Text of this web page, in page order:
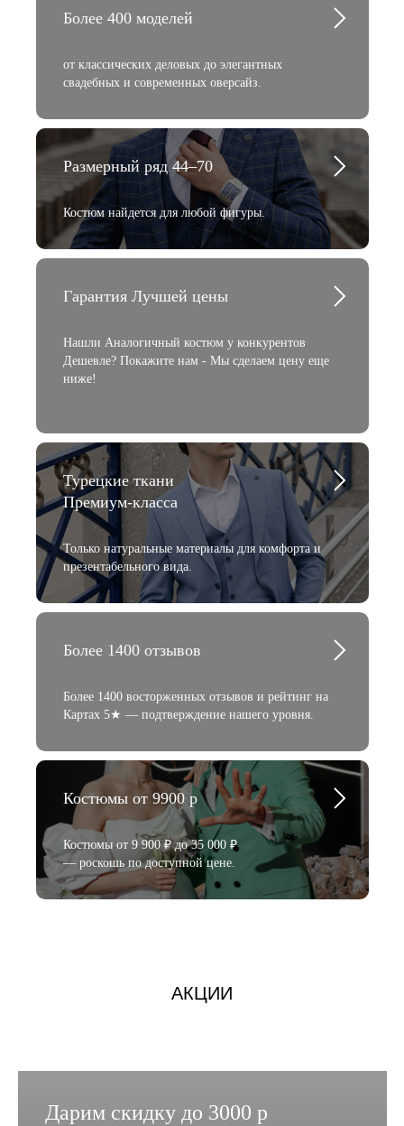
Более 400 моделей
от классических деловых до элегантных
свадебных и современных оверсайз.
Размерный ряд 44–70
Костюм найдется для любой фигуры.
Гарантия Лучшей цены
Нашли Аналогичный костюм у конкурентов
Дешевле? Покажите нам - Мы сделаем цену еще
ниже!
Турецкие ткани
Премиум-класса
Только натуральные материалы для комфорта и
презентабельного вида.
Более 1400 отзывов
Более 1400 восторженных отзывов и рейтинг на
Картах 5★ — подтверждение нашего уровня.
Костюмы от 9900 р
Костюмы от 9 900 ₽ до 35 000 ₽
— роскошь по доступной цене.
АКЦИИ
Дарим скидку до 3000 р